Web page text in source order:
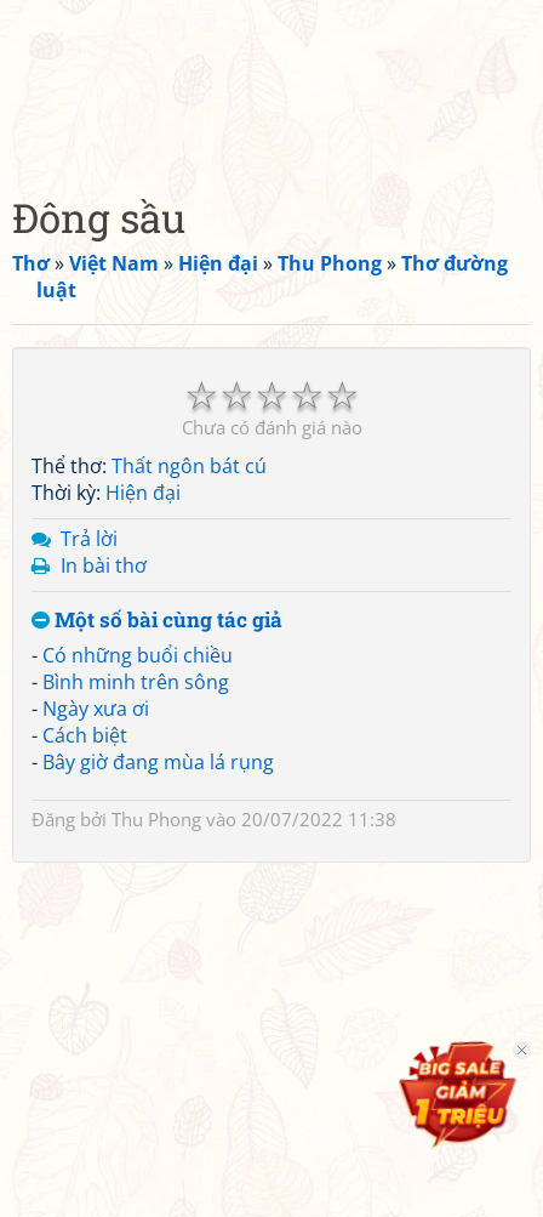
Đông sầu
Thơ»Việt Nam » Hiện đại »Thu Phong»Thơ đường
luật
☆
☆
☆
☆
☆
Chưa có đánh giá nào
Thể thơ: Thất ngôn bát cú
Thời kỳ: Hiện đại
Trả lời
In bài thơ
Một số bài cùng tác giả
- Có những buổi chiều
- Bình minh trên sông
- Ngày xưa ơi
- Cách biệt
- Bây giờ đang mùa lá rụng
Đăng bởi Thu Phong vào 20/07/2022 11:38